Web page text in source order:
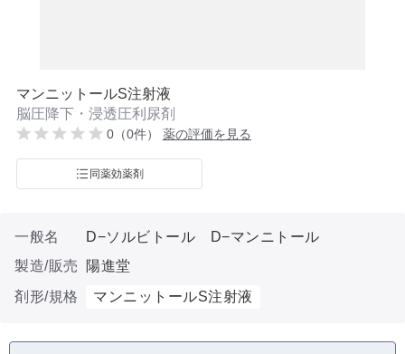
マンニットールS注射液
脳圧降下・浸透圧利尿剤
0（0件） 薬の評価を見る
同薬効薬剤
一般名
D−ソルビトール D−マンニトール
製造/販売
陽進堂
剤形/規格
マンニットールS注射液